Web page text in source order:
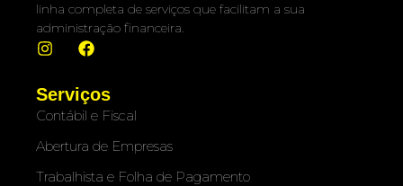
linha completa de serviços que facilitam a sua
administração financeira.
Serviços
Contábil e Fiscal
Abertura de Empresas
Trabalhista e Folha de Pagamento